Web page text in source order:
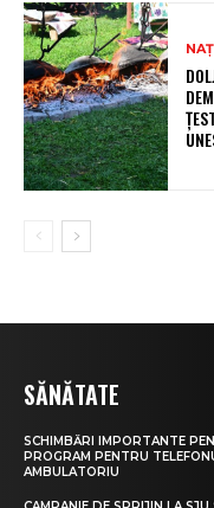
SĂNĂTATE
SCHIMBĂRI IMPORTANTE
PROGRAM PENTRU
AMBULATORIU